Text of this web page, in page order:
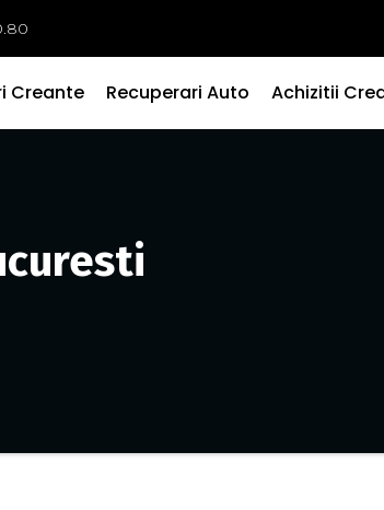
Creante Recuperari Auto Achizitii